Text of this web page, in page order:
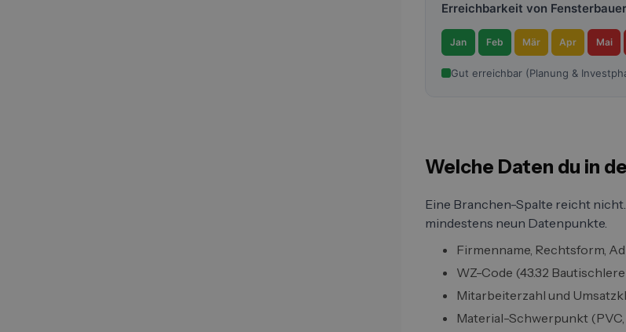
Erreichbarkeit von
Jan Feb Mär Apr Mai
Gut erreichbar (Planung &
Welche Daten du in
Eine Branchen-Spalte reicht
mindestens neun Datenpunkte.
Firmenname, Rechtsform,
WZ-Code (43.32
Mitarbeiterzahl und
Material-Schwerpunkt